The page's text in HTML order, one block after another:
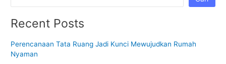
Recent Posts
Perencanaan Tata Ruang Jadi Kunci Mewujudkan Rumah
Nyaman